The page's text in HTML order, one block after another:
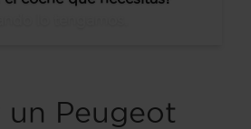
un Peugeot